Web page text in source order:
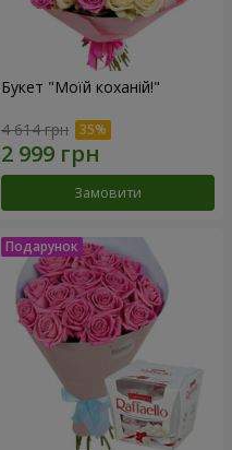
Букет "Моїй коханій!"
4 614 грн
Замовити